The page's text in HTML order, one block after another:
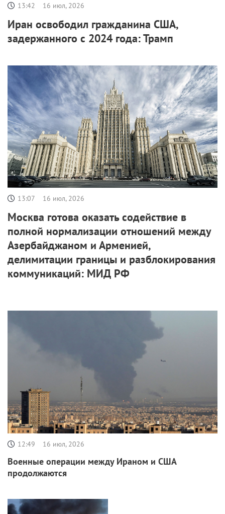
13:42 16 июл, 2026
Иран освободил гражданина США,
задержанного с 2024 года: Трамп
13:07 16 июл, 2026
Москва готова оказать содействие в
полной нормализации отношений между
Азербайджаном и Арменией,
делимитации границы и разблокирования
коммуникаций: МИД РФ
12:49 16 июл, 2026
Военные операции между Ираном и США
продолжаются